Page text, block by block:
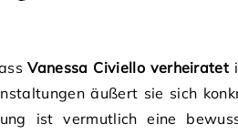
Vanessa Civiello verheiratet
äußert sie sich
ist vermutlich eine